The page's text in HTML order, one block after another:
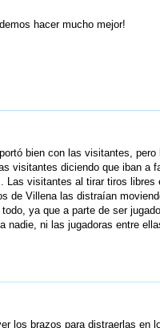
hacer mucho mejor!
bien con las visitantes, pero
visitantes diciendo que iban a
Las visitantes al tirar tiros libres
de Villena las distraían
ya que a parte de ser
nadie, ni las jugadoras entre
los brazos para distraerlas en